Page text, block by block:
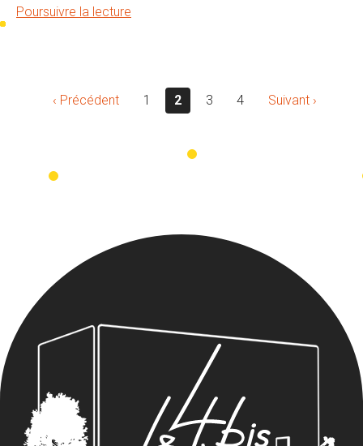
Poursuivre la lecture
‹ Précédent 1 2 3 4 Suivant ›